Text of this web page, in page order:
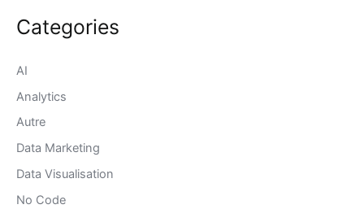
Categories
AI
Analytics
Autre
Data Marketing
Data Visualisation
No Code